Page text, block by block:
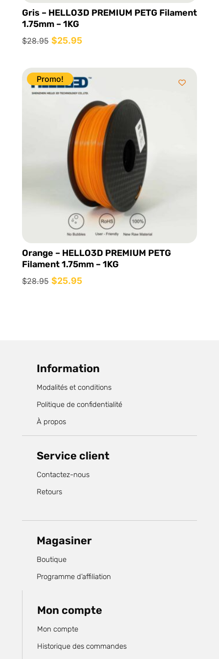
Gris – HELLO3D PREMIUM PETG Filament
1.75mm – 1KG
$28.95 Le
initial
était :
$28.95.
$25.95Le
actuel
est :
$25.95.
Promo!
Orange – HELLO3D PREMIUM PETG
Filament 1.75mm – 1KG
$28.95 Le
$25.95Le
Information
Modalités et conditions
Politique de confidentialité
À propos
Service client
Contactez-nous
Retours
Magasiner
Boutique
Programme d’affiliation
Mon compte
Mon compte
Historique des commandes